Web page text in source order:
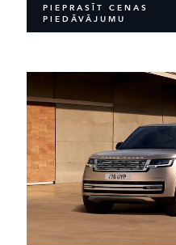
PIEPRASĪT CENAS
PIEDĀVĀJUMU